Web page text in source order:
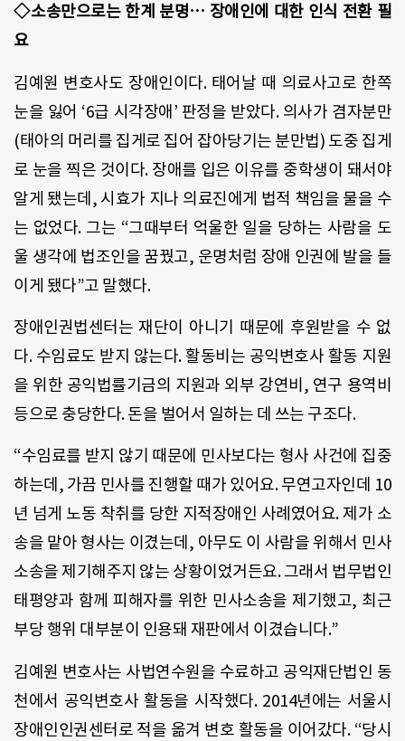
◇소송만으로는 한계 분명… 장애인에 대한 인식 전환 필
요
김예원 변호사도 장애인이다. 태어날 때 의료사고로 한쪽
눈을 잃어 ‘6급 시각장애’ 판정을 받았다. 의사가 겸자분만
(태아의 머리를 집게로 집어 잡아당기는 분만법) 도중 집게
로 눈을 찍은 것이다. 장애를 입은 이유를 중학생이 돼서야
알게 됐는데, 시효가 지나 의료진에게 법적 책임을 물을 수
는 없었다. 그는 “그때부터 억울한 일을 당하는 사람을 도
울 생각에 법조인을 꿈꿨고, 운명처럼 장애 인권에 발을 들
이게 됐다”고 말했다.
장애인권법센터는 재단이 아니기 때문에 후원받을 수 없
다. 수임료도 받지 않는다. 활동비는 공익변호사 활동 지원
을 위한 공익법률기금의 지원과 외부 강연비, 연구 용역비
등으로 충당한다. 돈을 벌어서 일하는 데 쓰는 구조다.
“수임료를 받지 않기 때문에 민사보다는 형사 사건에 집중
하는데, 가끔 민사를 진행할 때가 있어요. 무연고자인데 10
년 넘게 노동 착취를 당한 지적장애인 사례였어요. 제가 소
송을 맡아 형사는 이겼는데, 아무도 이 사람을 위해서 민사
소송을 제기해주지 않는 상황이었거든요. 그래서 법무법인
태평양과 함께 피해자를 위한 민사소송을 제기했고, 최근
부당 행위 대부분이 인용돼 재판에서 이겼습니다.”
김예원 변호사는 사법연수원을 수료하고 공익재단법인 동
천에서 공익변호사 활동을 시작했다. 2014년에는 서울시
장애인인권센터로 적을 옮겨 변호 활동을 이어갔다. “당시